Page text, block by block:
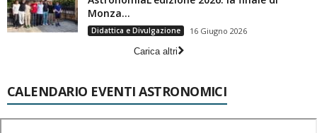
Monza...
Didattica e Divulgazione
16 Giugno 2026
Carica altri
CALENDARIO EVENTI ASTRONOMICI